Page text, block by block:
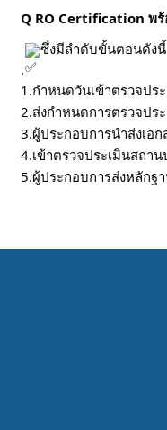
Q RO Certification พร้
ซึ่งมีลำดับขั้นตอนดังนี้
.
1️.กำหนดวันเข้าตรวจปร
2️.ส่งกำหนดการตรวจปร
3️.ผู้ประกอบการนำส่งเอ
4️.เข้าตรวจประเมินสถา
5️.ผู้ประกอบการส่งหลักฐ